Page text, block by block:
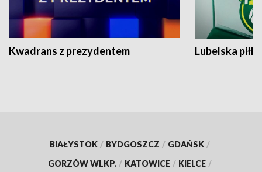
Kwadrans z prezydentem Lubelska piłka
BIAŁYSTOK / BYDGOSZCZ / GDAŃSK /
GORZÓW WLKP. / KATOWICE / KIELCE /